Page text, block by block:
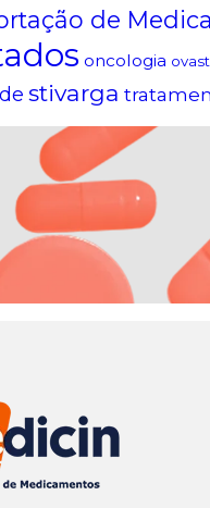
de
oncologia
stivarga